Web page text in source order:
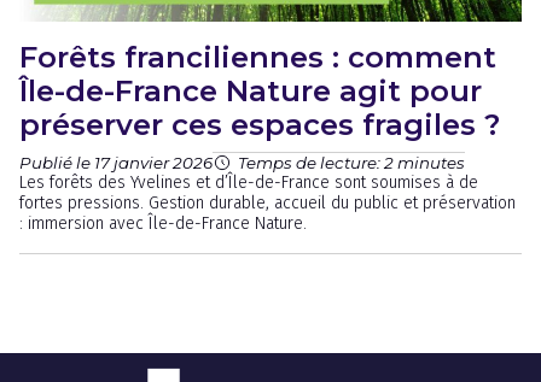
Forêts franciliennes : comment
Île-de-France Nature agit pour
préserver ces espaces fragiles ?
Publié le 17 janvier 2026 Temps de lecture: 2 minutes
Les forêts des Yvelines et d’Île-de-France sont soumises à de
fortes pressions. Gestion durable, accueil du public et préservation
: immersion avec Île-de-France Nature.